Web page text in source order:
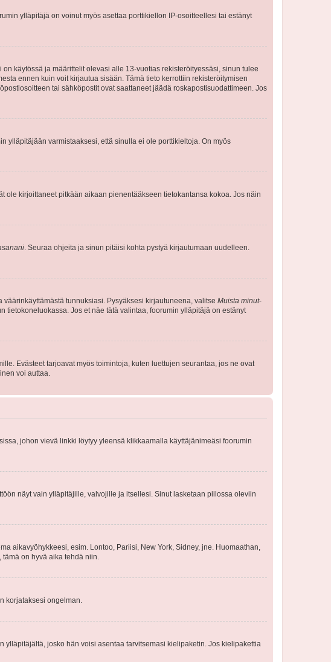
ylläpitäjä on voinut myös asettaa porttikiellon IP-osoitteellesi tai estänyt
käytössä ja määrittelit olevasi alle 13-vuotias rekisteröityessäsi, sinun tulee
ennen kuin voit kirjautua sisään. Tämä tieto kerrottiin rekisteröitymisen
tai sähköpostit ovat saattaneet jäädä roskapostisuodattimeen. Jos
ylläpitäjään varmistaaksesi, että sinulla ei ole porttikieltoja. On myös
ole kirjoittaneet pitkään aikaan pienentääkseen tietokantansa kokoa. Jos näin
. Seuraa ohjeita ja sinun pitäisi kohta pystyä kirjautumaan uudelleen.
tunnuksiasi. Pysyäksesi kirjautuneena, valitse Muista minut-
tietokoneluokassa. Jos et näe tätä valintaa, foorumin ylläpitäjä on estänyt
Evästeet tarjoavat myös toimintoja, kuten luettujen seurantaa, jos ne ovat
voi auttaa.
johon vievä linkki löytyy yleensä klikkaamalla käyttäjänimeäsi foorumin
näyt vain ylläpitäjille, valvojille ja itsellesi. Sinut lasketaan piilossa oleviin
aikavyöhykkeesi, esim. Lontoo, Pariisi, New York, Sidney, jne. Huomaathan,
on hyvä aika tehdä niin.
korjataksesi ongelman.
josko hän voisi asentaa tarvitsemasi kielipaketin. Jos kielipakettia